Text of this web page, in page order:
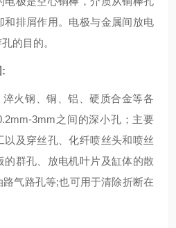
和排屑作用。电极与金属间放电
的目的。
:
火钢、铜、铝、硬质合金等各
3mm之间的深小孔；主要
以及穿丝孔、化纤喷丝头和喷丝
群孔、放电机叶片及缸体的散
气路孔等;也可用于清除折断在